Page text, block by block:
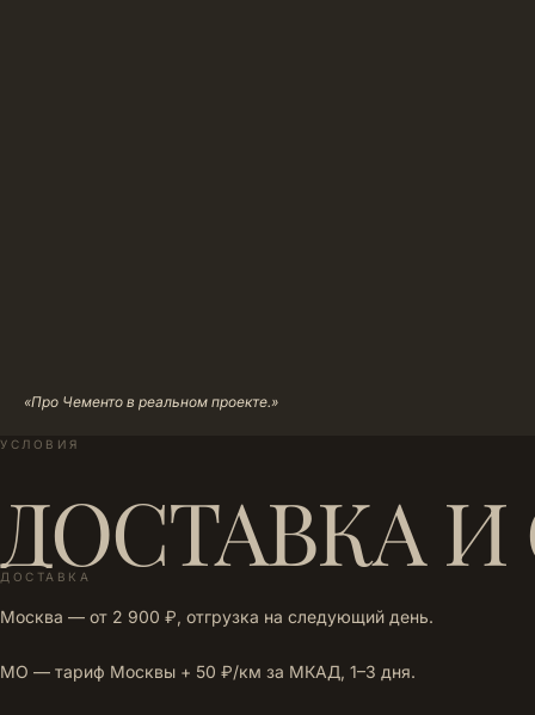
«Про Чементо в реальном проекте.»
УСЛОВИЯ
ДОСТАВКА
ДОСТАВКА
Москва — от 2 900 ₽, отгрузка на следующий день.
МО — тариф Москвы + 50 ₽/км за МКАД, 1–3 дня.